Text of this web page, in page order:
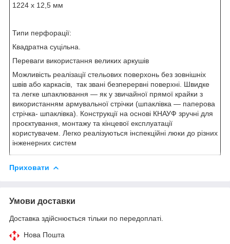
1224 х 12,5 мм
Типи перфорації:
Квадратна суцільна.
Переваги використання великих аркушів
Можливість реалізації стельових поверхонь без зовнішніх
швів або каркасів, так звані безперервні поверхні. Швидке
та легке шпаклювання — як у звичайної прямої крайки з
використанням армувальної стрічки (шпаклівка — паперова
стрічка- шпаклівка). Конструкції на основі КНАУФ зручні для
проєктування, монтажу та кінцевої експлуатації
користувачем. Легко реалізуються інспекційні люки до різних
інженерних систем
Приховати
Умови доставки
Доставка здійснюється тільки по передоплаті.
Нова Пошта